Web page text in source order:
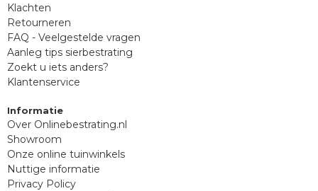
Klachten
Retourneren
FAQ - Veelgestelde vragen
Aanleg tips sierbestrating
Zoekt u iets anders?
Klantenservice
Informatie
Over Onlinebestrating.nl
Showroom
Onze online tuinwinkels
Nuttige informatie
Privacy Policy